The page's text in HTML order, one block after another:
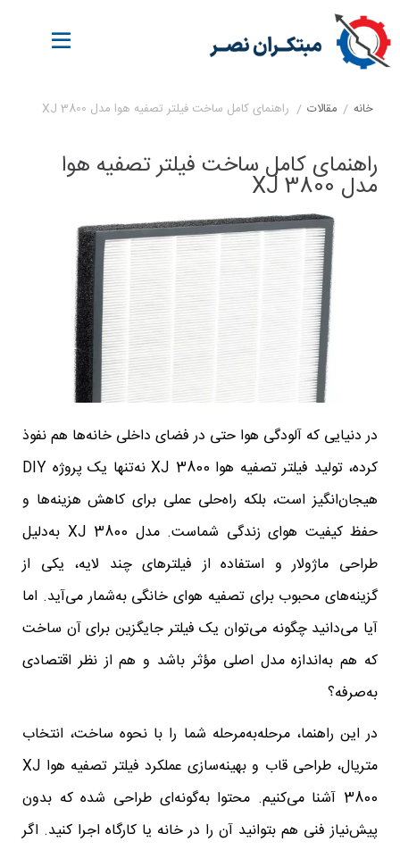
خانه / مقالات / راهنمای کامل ساخت فیلتر تصفیه هوا مدل XJ 3800
راهنمای کامل ساخت فیلتر تصفیه هوا
مدل XJ 3800
در دنیایی که آلودگی هوا حتی در فضای داخلی خانه‌ها هم نفوذ
کرده، تولید فیلتر تصفیه هوا XJ 3800 نه‌تنها یک پروژه DIY
هیجان‌انگیز است، بلکه راه‌حلی عملی برای کاهش هزینه‌ها و
حفظ کیفیت هوای زندگی شماست. مدل XJ 3800 به‌دلیل
طراحی ماژولار و استفاده از فیلترهای چند لایه، یکی از
گزینه‌های محبوب برای تصفیه هوای خانگی به‌شمار می‌آید. اما
آیا می‌دانید چگونه می‌توان یک فیلتر جایگزین برای آن ساخت
که هم به‌اندازه مدل اصلی مؤثر باشد و هم از نظر اقتصادی
به‌صرفه؟
در این راهنما، مرحله‌به‌مرحله شما را با نحوه ساخت، انتخاب
متریال، طراحی قاب و بهینه‌سازی عملکرد فیلتر تصفیه هوا XJ
3800 آشنا می‌کنیم. محتوا به‌گونه‌ای طراحی شده که بدون
پیش‌نیاز فنی هم بتوانید آن را در خانه یا کارگاه اجرا کنید. اگر